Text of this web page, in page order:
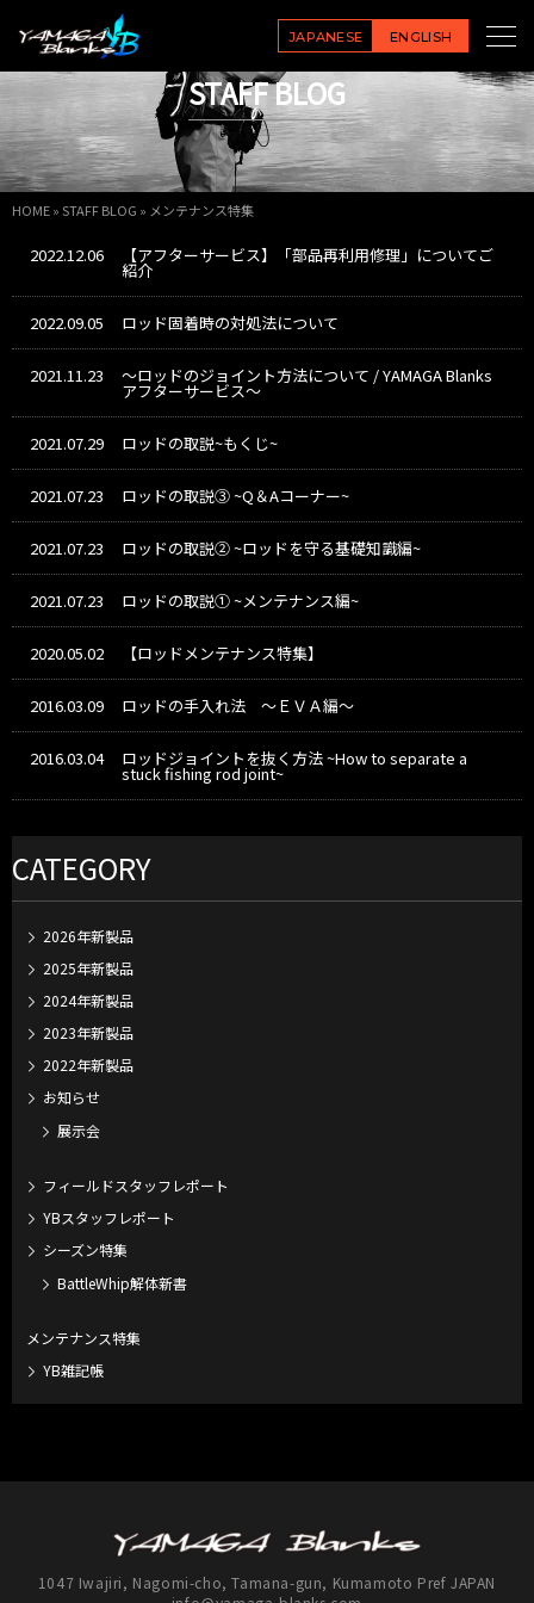
JAPANESE ENGLISH
STAFF BLOG
HOME»STAFF BLOG » メンテナンス特集
2022.12.06 【アフターサービス】「部品再利用修理」についてご
紹介
2022.09.05 ロッド固着時の対処法について
2021.11.23 ～ロッドのジョイント方法について / YAMAGA Blanks
アフターサービス～
2021.07.29 ロッドの取説~もくじ~
2021.07.23 ロッドの取説③ ~Q＆Aコーナー~
2021.07.23 ロッドの取説② ~ロッドを守る基礎知識編~
2021.07.23 ロッドの取説① ~メンテナンス編~
2020.05.02 【ロッドメンテナンス特集】
2016.03.09 ロッドの手入れ法 ～ＥＶＡ編～
2016.03.04 ロッドジョイントを抜く方法 ~How to separate a
stuck fishing rod joint~
CATEGORY
2026年新製品
2025年新製品
2024年新製品
2023年新製品
2022年新製品
お知らせ
展示会
フィールドスタッフレポート
YBスタッフレポート
シーズン特集
BattleWhip解体新書
メンテナンス特集
YB雑記帳
1047 Iwajiri, Nagomi-cho, Tamana-gun, Kumamoto Pref JAPAN